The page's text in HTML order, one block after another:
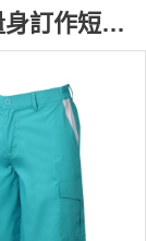
SU306 量身訂作短袖校服熱升華T恤 自製圓領印LOGO熱升華 校服供應商 HK EIS INTERNATIONAL PRESCHOOL 100%滌